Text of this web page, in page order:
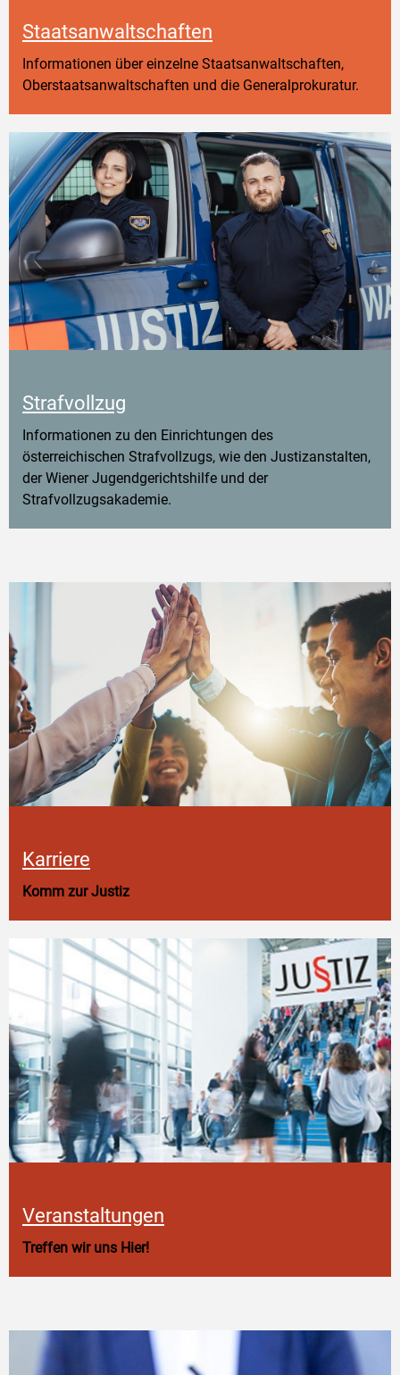
Staatsanwaltschaften
Informationen über einzelne Staatsanwaltschaften,
Oberstaatsanwaltschaften und die Generalprokuratur.
Strafvollzug
Informationen zu den Einrichtungen des
österreichischen Strafvollzugs, wie den Justizanstalten,
der Wiener Jugendgerichtshilfe und der
Strafvollzugsakademie.
Karriere
Komm zur Justiz
Veranstaltungen
Treffen wir uns Hier!